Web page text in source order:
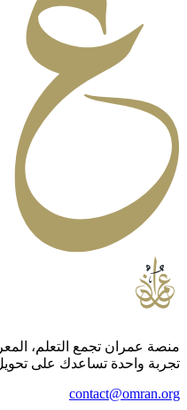
منصة عمران تجمع التعلم،
تجربة واحدة تساعدك على
contact@omran.org